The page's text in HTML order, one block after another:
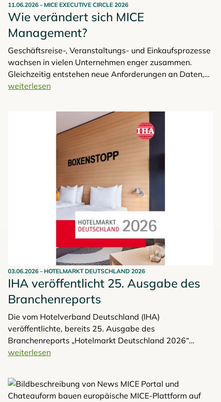
11.06.2026 - MICE EXECUTIVE CIRCLE 2026
Wie verändert sich MICE
Management?
Geschäftsreise-, Veranstaltungs- und Einkaufsprozesse
wachsen in vielen Unternehmen enger zusammen.
Gleichzeitig entstehen neue Anforderungen an Daten,
Verantwortlichkeiten und Zusammenarbeit – und damit
Fragen sich daraus für den MICE-Markt ergeben, steht
im Mittelpunkt des MICE Executive Circle (MEC), zu dem
MICE Portal vom 8. bis 10. Juli 2026 in das Seminarhaus
Germany nimmt als wichtiger Vertreter der Branche an
der Veranstaltung teil.
weiterlesen
03.06.2026 - HOTELMARKT DEUTSCHLAND 2026
IHA veröffentlicht 25. Ausgabe des
Branchenreports
Die vom Hotelverband Deutschland (IHA)
veröffentlichte, bereits 25. Ausgabe des
Branchenreports „Hotelmarkt Deutschland 2026“
analysiert die konjunkturelle Entwicklung, die zentralen
der Hotellerie für das Geschäftsjahr 2025. Das als
belastbarster Indikator des Branchengeschehens auf
dem deutschen Hotelmarkt geltende Werk dient
weiterlesen